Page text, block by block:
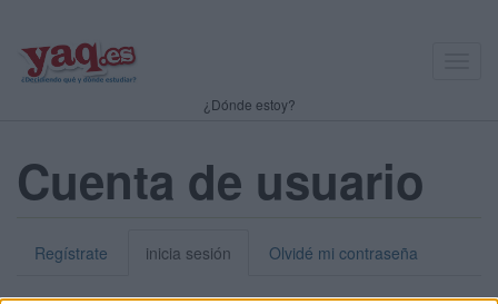
¿Dónde estoy?
Cuenta de usuario
Regístrate inicia sesión Olvidé mi contraseña